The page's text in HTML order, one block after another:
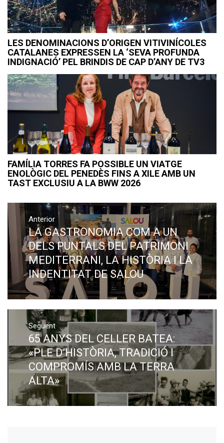
LES DENOMINACIONS D’ORIGEN VITIVINÍCOLES
CATALANES EXPRESSEN LA ‘SEVA PROFUNDA
INDIGNACIÓ’ PEL BRINDIS DE CAP D’ANY DE TV3
FAMÍLIA TORRES FA POSSIBLE UN VIATGE
ENOLÒGIC DEL PENEDÈS FINS A XILE AMB UN
TAST EXCLUSIU A LA BWW 2026
Navegació
d'entrades
Anterior
Previous
post:
LA GASTRONOMIA COM A UN
DELS PUNTALS DEL PATRIMONI
MEDITERRANI, LA HISTÒRIA I LA
INDENTITAT DE SALOU
Següent
Next
post:
65 ANYS DEL CELLER BATEA:
«PLE D’HISTÒRIA, TRADICIÓ I
COMPROMÍS AMB LA TERRA
ALTA»